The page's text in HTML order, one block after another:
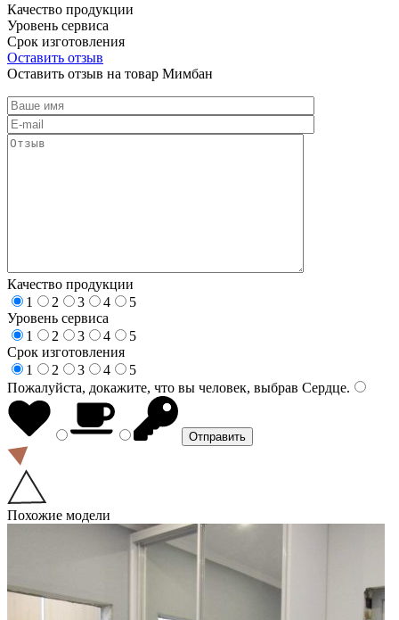
Качество продукции
Уровень сервиса
Срок изготовления
Оставить отзыв
Оставить отзыв на товар Мимбан
Качество продукции
1
2 3 4
5
Уровень сервиса
1
2 3 4
5
Срок изготовления
1
2 3 4
5
Пожалуйста, докажите, что вы человек, выбрав Сердце.
Похожие модели